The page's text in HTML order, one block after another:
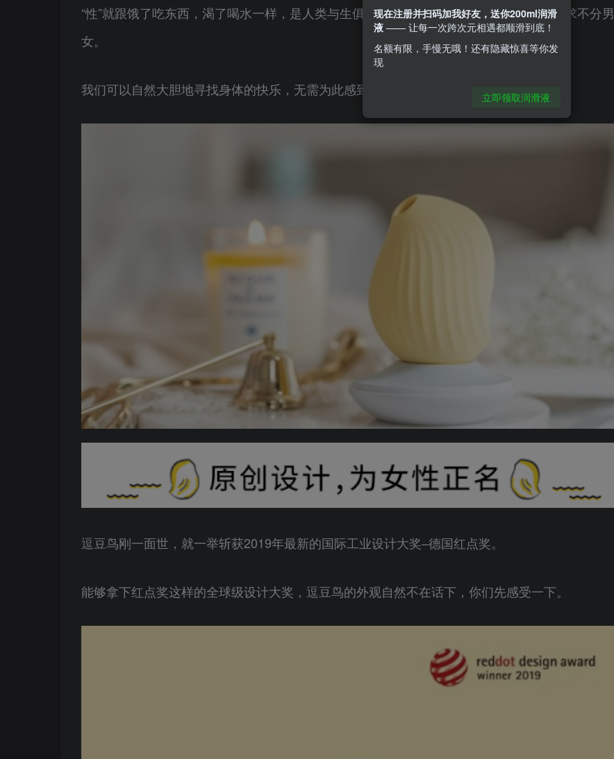
“性”就跟饿了吃东西，渴了喝水一样，是人类与生俱来的再正常不过的需求，而且这种需求不分男
女。
我们可以自然大胆地寻找身体的快乐，无需为此感到羞耻。
逗豆鸟刚一面世，就一举斩获2019年最新的国际工业设计大奖–德国红点奖。
能够拿下红点奖这样的全球级设计大奖，逗豆鸟的外观自然不在话下，你们先感受一下。
现在注册并扫码加我好友，送你200ml润滑
液 —— 让每一次跨次元相遇都顺滑到底！
名额有限，手慢无哦！还有隐藏惊喜等你发
现
立即领取润滑液